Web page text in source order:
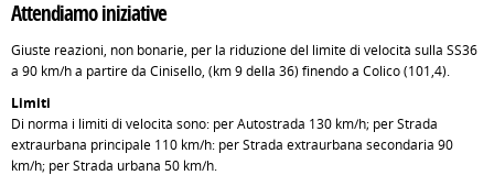
Attendiamo iniziative
Giuste reazioni, non bonarie, per la riduzione del limite di velocità sulla SS36
a 90 km/h a partire da Cinisello, (km 9 della 36) finendo a Colico (101,4).
Limiti
Di norma i limiti di velocità sono: per Autostrada 130 km/h; per Strada
extraurbana principale 110 km/h: per Strada extraurbana secondaria 90
km/h; per Strada urbana 50 km/h.